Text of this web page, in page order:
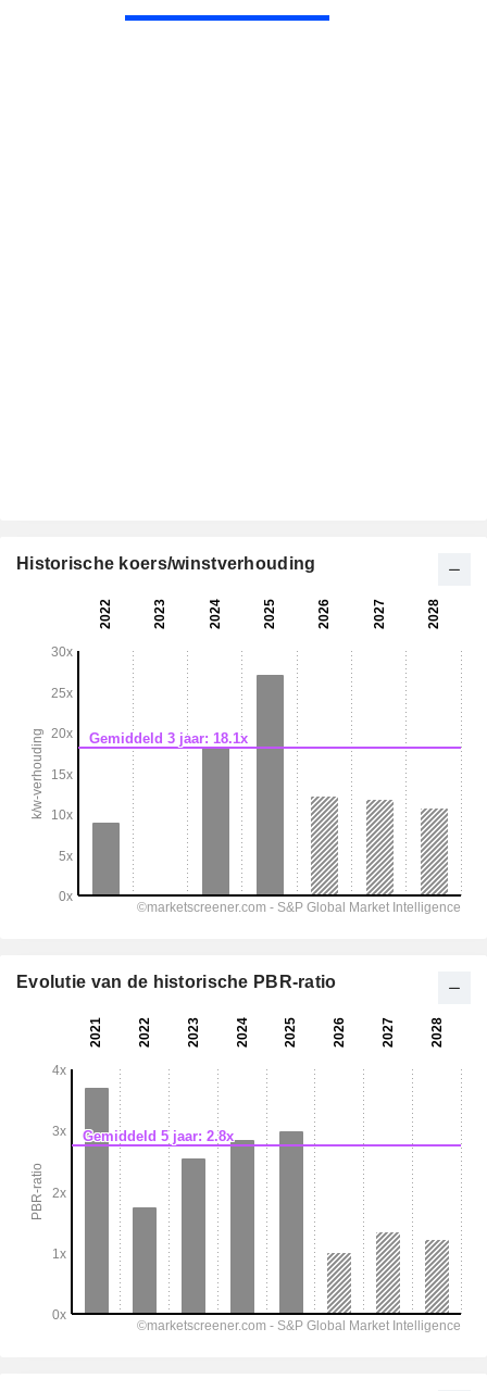
Historische koers/winstverhouding
Evolutie van de historische PBR-ratio